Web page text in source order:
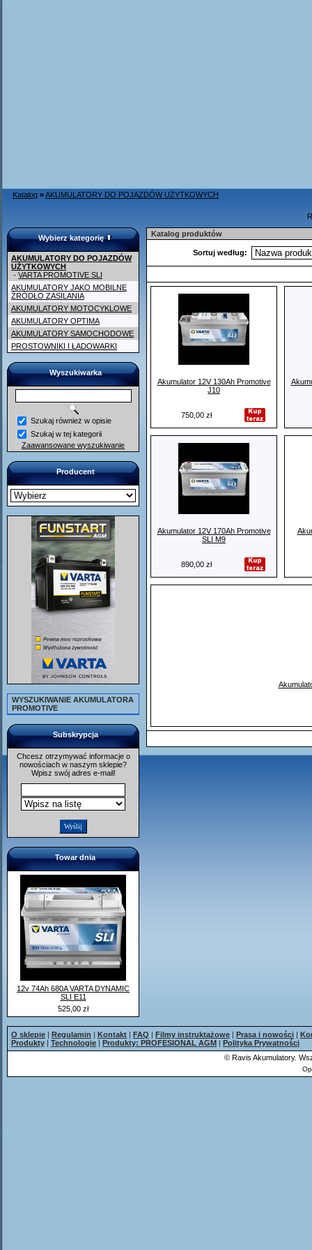
Katalog »AKUMULATORY DO POJAZDÓW UŻYTKOWYCH
Wybierz kategorię
AKUMULATORY DO POJAZDÓW
UŻYTKOWYCH
- VARTA PROMOTIVE SLI
AKUMULATORY JAKO MOBILNE
ŹRÓDŁO ZASILANIA
AKUMULATORY MOTOCYKLOWE
AKUMULATORY OPTIMA
AKUMULATORY SAMOCHODOWE
PROSTOWNIKI I ŁADOWARKI
Wyszukiwarka
Szukaj również w opisie
Szukaj w tej kategorii
Zaawansowane wyszukiwanie
Producent
WYSZUKIWANIE AKUMULATORA
PROMOTIVE
Subskrypcja
Chcesz otrzymywać informacje o
nowościach w naszym sklepie?
Wpisz swój adres e-mail!
Towar dnia
12v 74Ah 680A VARTA DYNAMIC
SLI E11
525,00 zł
Katalog produktów
Sortuj według:
Akumulator 12V 130Ah Promotive
J10
750,00 zł
Akumulator 12V 170Ah Promotive
SLI M9
890,00 zł
O sklepie | Regulamin | Kontakt | FAQ | Filmy instruktażowe | Prasa i nowości |
Produkty | Technologie | Produkty: PROFESIONAL AGM | Polityka Prywatności
© Ravis Akumulatory.